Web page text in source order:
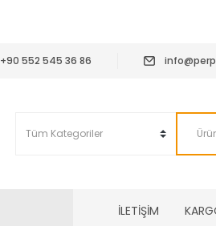
+90 552 545 36 86
İLETİŞİM